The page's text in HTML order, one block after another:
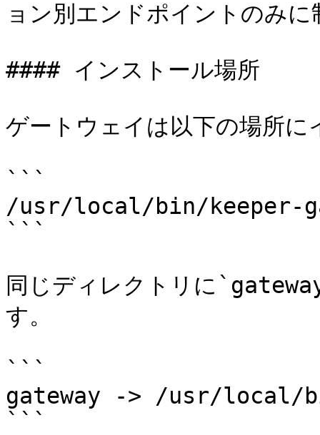
ョン別エンドポイントのみ
#### インストール場所
ゲートウェイは以下の場所
```
/usr/local/bin/keeper-
```
同じディレクトリに
す。
```
gateway -> /usr/local/
```